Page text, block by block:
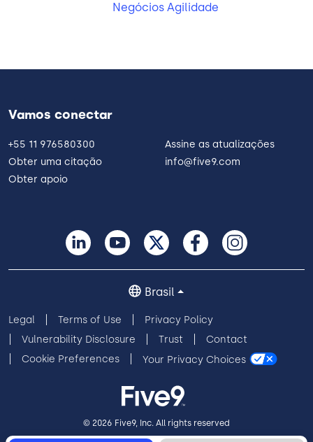
Negócios Agilidade
Vamos conectar
+55 11 976580300
Obter uma citação
Obter apoio
Assine as atualizações
info@five9.com
Legal Terms of Use
Privacy Policy
Vulnerability Disclosure
Trust
Contact
Cookie Preferences
Your Privacy Choices
Brasil
© 2026 Five9, Inc. All rights reserved